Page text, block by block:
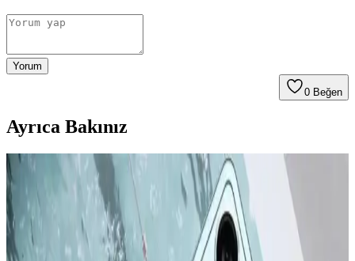
Yorum
0 Beğen
Ayrıca Bakınız
Apple iPhone 16 Plus 512GB Pembe Akıllı Telefon
Gelişmiş Tasarım ve Yüksek Performans
Apple iPhone 16 Plus, 512GB depolama, gelişmiş kamera
özellikleri ve dayanıklı tasarımıyla öne çıkıyor. Güçlü A18 Bionic
çip, uzun pil ömrü ve 5G desteğiyle üstün kullanıcı deneyimi sunar.